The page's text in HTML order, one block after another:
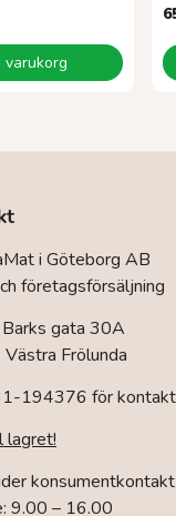
i Göteborg AB
företagsförsäljning
gata 30A
Frölunda
194376 för kontakt
lagret!
konsumentkontakt
9.00 – 16.00